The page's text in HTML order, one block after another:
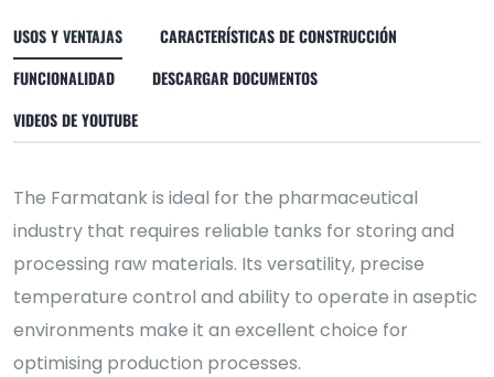
USOS Y VENTAJAS
CARACTERÍSTICAS DE CONSTRUCCIÓN
FUNCIONALIDAD
DESCARGAR DOCUMENTOS
VIDEOS DE YOUTUBE
The Farmatank is ideal for the pharmaceutical
industry that requires reliable tanks for storing and
processing raw materials. Its versatility, precise
temperature control and ability to operate in aseptic
environments make it an excellent choice for
optimising production processes.